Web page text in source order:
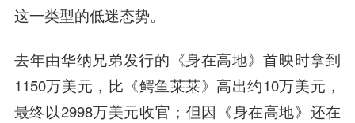
这一类型的低迷态势。
去年由华纳兄弟发行的《身在高地》首映时拿到
1150万美元，比《鳄鱼莱莱》高出约10万美元，
最终以2998万美元收官；但因《身在高地》还在